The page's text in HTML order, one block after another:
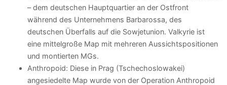
– dem deutschen Hauptquartier an der Ostfront
während des Unternehmens Barbarossa, des
deutschen Überfalls auf die Sowjetunion. Valkyrie ist
eine mittelgroße Map mit mehreren Aussichtspositionen
und montierten MGs.
Anthropoid: Diese in Prag (Tschechoslowakei)
angesiedelte Map wurde von der Operation Anthropoid